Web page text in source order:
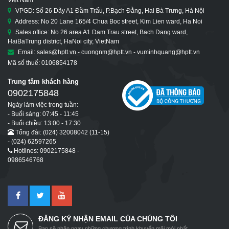
VPGD: Số 26 Dãy A1 Đầm Trấu, P.Bạch Đằng, Hai Bà Trưng, Hà Nội
Address: No 20 Lane 165/4 Chua Boc street, Kim Lien ward, Ha Noi
Sales office: No 26 area A1 Dam Trau street, Bach Dang ward,
HaiBaTrung district, HaNoi city, VietNam
Email: sales@hptt.vn - cuongnm@hptt.vn - vuminhquang@hptt.vn
Mã số thuế: 0106854178
Trung tâm khách hàng
0902175848
Ngày làm việc trong tuần:
- Buổi sáng: 07:45 - 11:45
- Buổi chiều: 13:00 - 17:30
Tổng đài: (024) 32008042 (11-15)
- (024) 62597265
Hotlines: 0902175848 -
0986546768
ĐĂNG KÝ NHẬN EMAIL CỦA CHÚNG TÔI